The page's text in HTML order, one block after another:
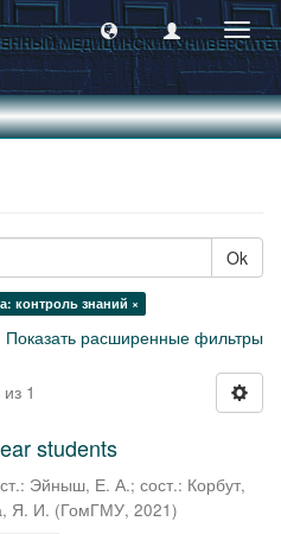
Ok
контроль знаний ×
Показать расширенные фильтры
1
students
Эйныш, Е. А.; сост.: Корбут,
Я. И. (ГомГМУ, 2021)